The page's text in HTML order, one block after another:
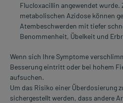
Flucloxacillin angewendet wurde.
metabolischen Azidose können
Atembeschwerden mit tiefer
Benommenheit, Übelkeit und
Wenn sich Ihre Symptome
Besserung eintritt oder bei hohem
aufsuchen.
Um das Risiko einer Überdosierung
sichergestellt werden, dass andere